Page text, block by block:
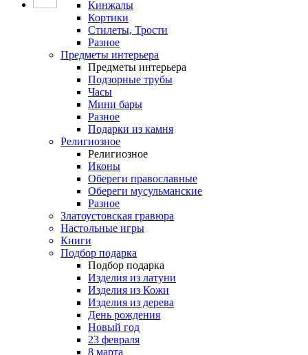
Кинжалы
Кортики
Стилеты, Трости
Разное
Предметы интерьера
Предметы интерьера
Подзорные трубы
Часы
Мини бары
Разное
Подарки из камня
Религиозное
Религиозное
Иконы
Обереги православные
Обереги мусульманские
Разное
Златоустовская гравюра
Настольные игры
Книги
Подбор подарка
Подбор подарка
Изделия из латуни
Изделия из Кожи
Изделия из дерева
День рождения
Новый год
23 февраля
8 марта